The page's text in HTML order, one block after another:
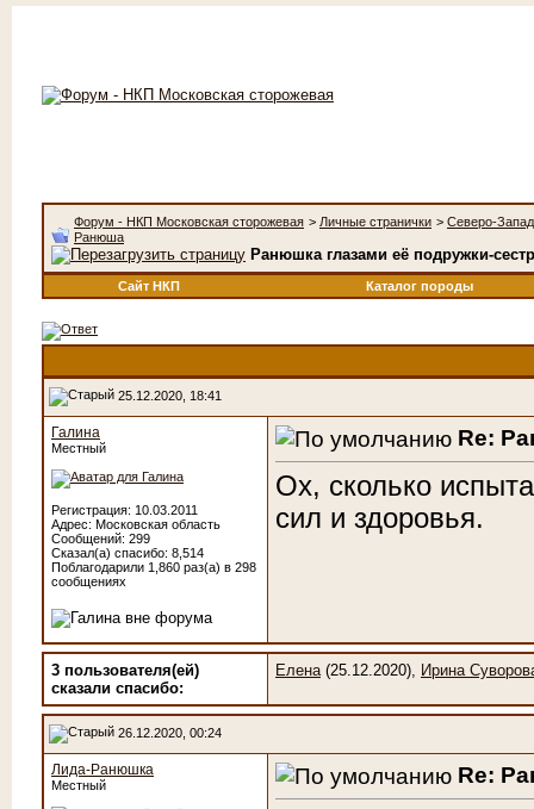
Форум - НКП Московская сторожевая > Личные странички > Северо-
Ранюша
Ранюшка глазами её подружки-
Сайт НКП Каталог породы
25.12.2020, 18:41
Галина
Местный
Регистрация: 10.03.2011
Адрес: Московская область
Сообщений: 299
Сказал(а) спасибо: 8,514
Поблагодарили 1,860 раз(а) в 298
сообщениях
Re:
Ох, сколько
сил и здоровья.
3 пользователя(ей)
сказали cпасибо:
Елена(25.12.2020), Ирина
26.12.2020, 00:24
Лида-Ранюшка
Местный Re: